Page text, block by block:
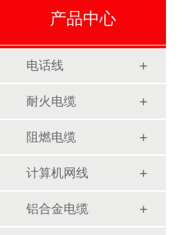
产品中心
电话线
耐火电缆
阻燃电缆
计算机网线
铝合金电缆